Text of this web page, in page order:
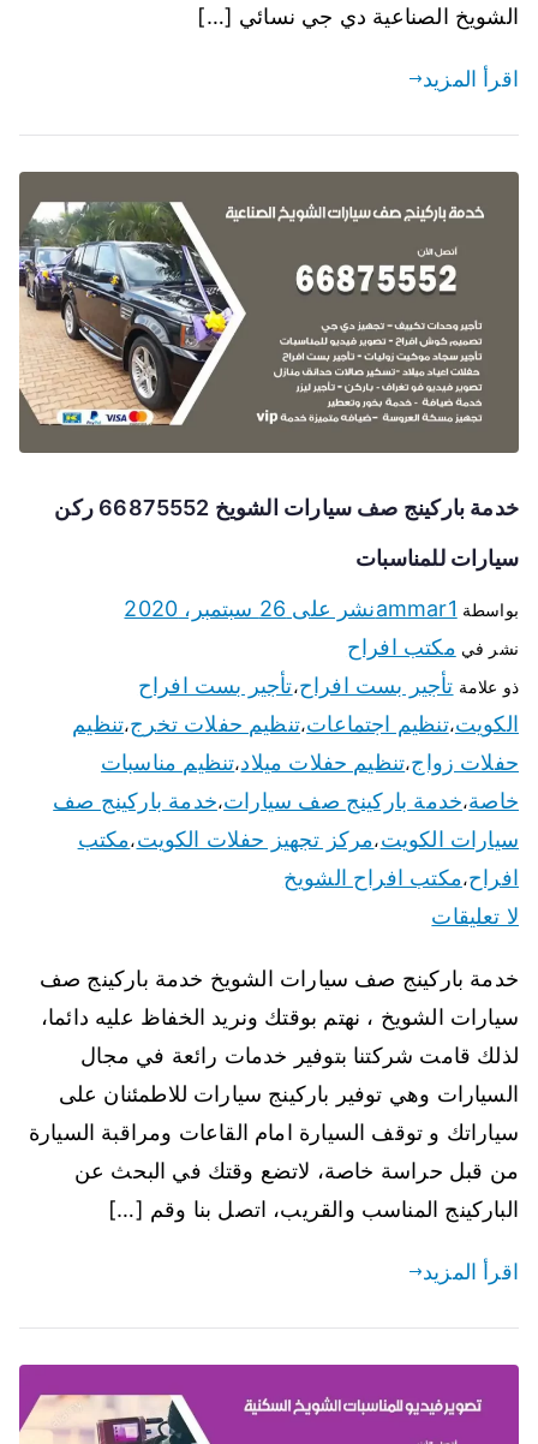
الشويخ الصناعية دي جي نسائي […]
اقرأ المزيد
خدمة باركينج صف سيارات الشويخ 66875552 ركن
سيارات للمناسبات
بواسطة ammar1نشر على 26 سبتمبر، 2020
نشر في مكتب افراح
ذو علامة تأجير بست افراح،تأجير بست افراح
الكويت،تنظيم اجتماعات،تنظيم حفلات تخرج،تنظيم
حفلات زواج،تنظيم حفلات ميلاد،تنظيم مناسبات
خاصة،خدمة باركينج صف سيارات،خدمة باركينج صف
سيارات الكويت،مركز تجهيز حفلات الكويت،مكتب
افراح،مكتب افراح الشويخ
لا تعليقات
خدمة باركينج صف سيارات الشويخ خدمة باركينج صف
سيارات الشويخ ، نهتم بوقتك ونريد الخفاظ عليه دائما،
لذلك قامت شركتنا بتوفير خدمات رائعة في مجال
السيارات وهي توفير باركينج سيارات للاطمئنان على
سياراتك و توقف السيارة امام القاعات ومراقبة السيارة
من قبل حراسة خاصة، لاتضع وقتك في البحث عن
الباركينج المناسب والقريب، اتصل بنا وقم […]
اقرأ المزيد